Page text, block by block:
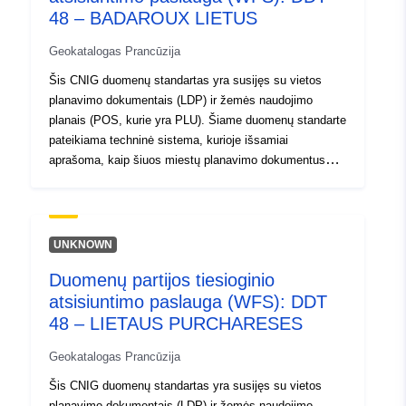
http://inspire.ec.europa.eu/
codelist/ResourceType/services
48 – BADAROUX LIETUS
Geokatalogas Prancūzija
Šis CNIG duomenų standartas yra susijęs su vietos
planavimo dokumentais (LDP) ir žemės naudojimo
planais (POS, kurie yra PLU). Šiame duomenų standarte
pateikiama techninė sistema, kurioje išsamiai
aprašoma, kaip šiuos miestų planavimo dokumentus
duomenų standartas apima ir sektorių grafinius planus, ir
juos apimančią informaciją. Šis CNIG duomenų
parengtomis planavimo dokumentų dematerializavimo
specifikacijomis, remiantis 2012 m. kovo 16 d.
konsoliduota miestų planavimo kodekso redakcija. Šių
jų tikslas nėra tas pats. CNIG duomenų standarte
pateikiamos apibrėžtys ir struktūra, skirta erdviniams
duomenims iš bendrų žemėlapių tvarkyti ir saugoti
UNKNOWN
Duomenų partijos tiesioginio
atsisiuntimo paslauga (WFS): DDT
48 – LIETAUS PURCHARESES
Geokatalogas Prancūzija
Šis CNIG duomenų standartas yra susijęs su vietos